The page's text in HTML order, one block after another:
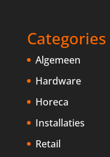
Categories
Algemeen
Hardware
Horeca
Installaties
Retail